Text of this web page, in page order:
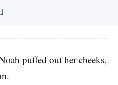
puffed out her cheeks,